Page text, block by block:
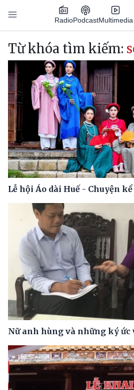
Nhảy đến nội dung
RadioPodcastMultimedia
Main navigation
Từ khóa tìm kiếm:
Lễ hội Áo dài Huế - Chuyện
Nữ anh hùng và những ký ức